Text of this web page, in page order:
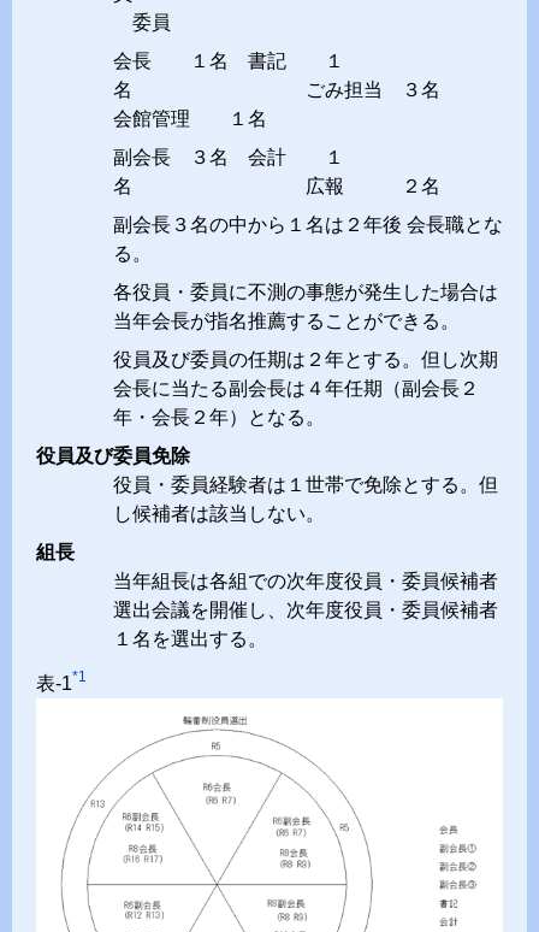
委員
会長 １名 書記 １
名 ごみ担当 ３名
会館管理 １名
副会長 ３名 会計 １
名 広報 ２名
副会長３名の中から１名は２年後 会長職とな
る。
各役員・委員に不測の事態が発生した場合は
当年会長が指名推薦することができる。
役員及び委員の任期は２年とする。但し次期
会長に当たる副会長は４年任期（副会長２
年・会長２年）となる。
役員及び委員免除
役員・委員経験者は１世帯で免除とする。但
し候補者は該当しない。
組長
当年組長は各組での次年度役員・委員候補者
選出会議を開催し、次年度役員・委員候補者
１名を選出する。
表-1*1